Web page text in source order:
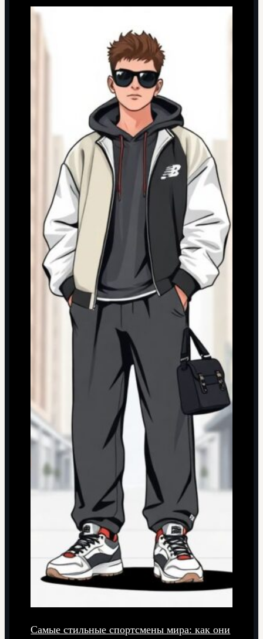
Самые стильные спортсмены мира: как они